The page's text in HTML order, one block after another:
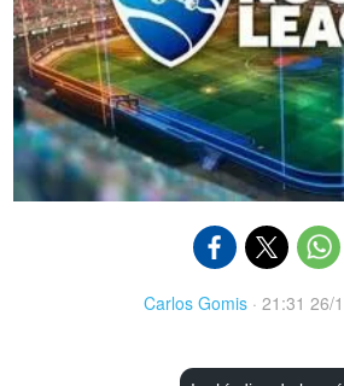
Carlos Gomis · 21:31 26/